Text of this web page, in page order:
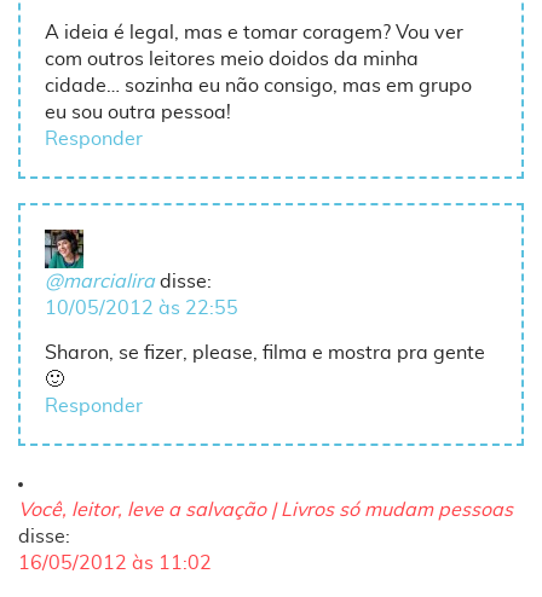
A ideia é legal, mas e tomar coragem? Vou ver
com outros leitores meio doidos da minha
cidade… sozinha eu não consigo, mas em grupo
eu sou outra pessoa!
Responder
@marcialira disse:
10/05/2012 às 22:55
Sharon, se fizer, please, filma e mostra pra gente
🙂
Responder
Você, leitor, leve a salvação | Livros só mudam pessoas
disse:
16/05/2012 às 11:02